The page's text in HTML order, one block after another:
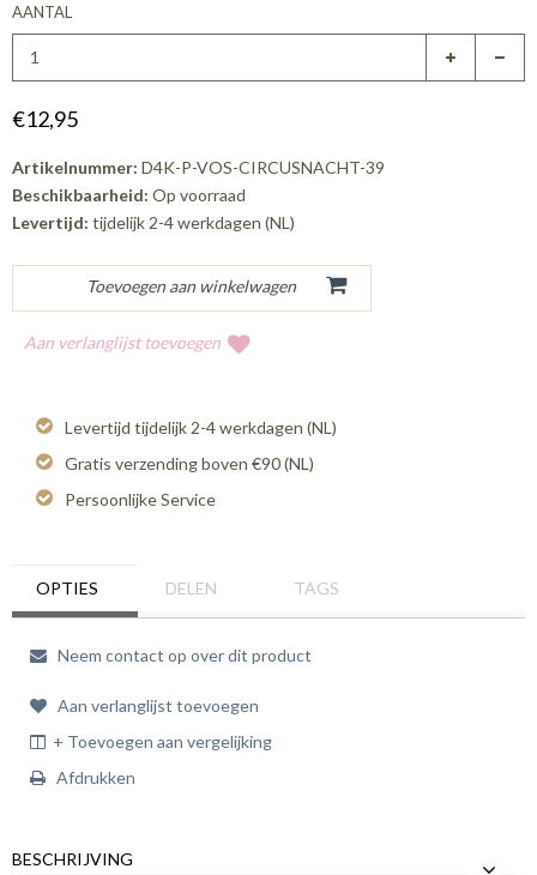
AANTAL
€12,95
Artikelnummer: D4K-P-VOS-CIRCUSNACHT-39
Beschikbaarheid: Op voorraad
Levertijd: tijdelijk 2-4 werkdagen (NL)
Aan verlanglijst toevoegen
Levertijd tijdelijk 2-4 werkdagen (NL)
Gratis verzending boven €90 (NL)
Persoonlijke Service
OPTIES DELEN TAGS
Neem contact op over dit product
Aan verlanglijst toevoegen
+ Toevoegen aan vergelijking
Afdrukken
BESCHRIJVING